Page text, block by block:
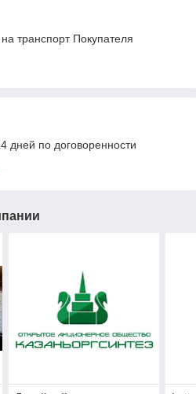
транспорт Покупателя
дней по договоренности